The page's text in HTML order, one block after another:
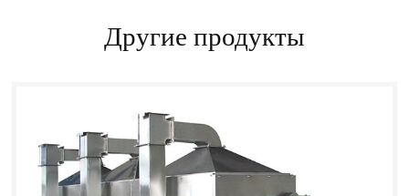
Другие продукты